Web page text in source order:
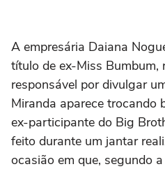
A empresária Daiana
título de ex-Miss Bumbum,
responsável por divulgar
Miranda aparece trocando
ex-participante do Big
feito durante um jantar
ocasião em que, segundo